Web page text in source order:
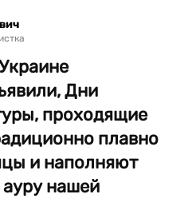
Дни
проходящие
плавно
и наполняют
нашей